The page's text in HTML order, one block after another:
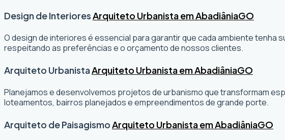
Design de InterioresArquiteto Urbanista em AbadiâniaGO
O design de interiores é essencial para garantir que cada ambiente tenha
respeitando as preferências e o orçamento de nossos clientes.
Arquiteto UrbanistaArquiteto Urbanista em AbadiâniaGO
Planejamos e desenvolvemos projetos de urbanismo que transformam
loteamentos, bairros planejados e empreendimentos de grande porte.
Arquiteto de PaisagismoArquiteto Urbanista em AbadiâniaGO